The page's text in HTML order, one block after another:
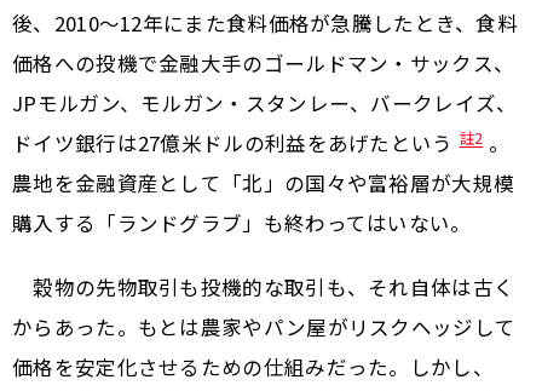
後、2010～12年にまた食料価格が急騰したとき、食料
価格への投機で金融大手のゴールドマン・サックス、
JPモルガン、モルガン・スタンレー、バークレイズ、
ドイツ銀行は27億米ドルの利益をあげたという 註2 。
農地を金融資産として「北」の国々や富裕層が大規模
購入する「ランドグラブ」も終わってはいない。
穀物の先物取引も投機的な取引も、それ自体は古く
からあった。もとは農家やパン屋がリスクヘッジして
価格を安定化させるための仕組みだった。しかし、